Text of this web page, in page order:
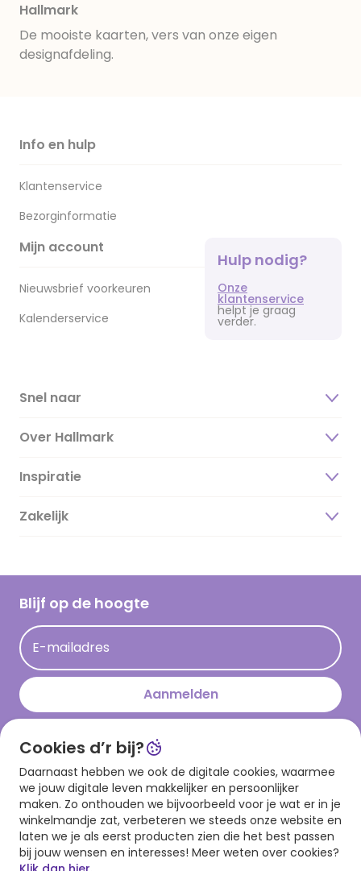
Hallmark
De mooiste kaarten, vers van onze eigen
designafdeling.
Info en hulp
Klantenservice
Bezorginformatie
Mijn account
Nieuwsbrief voorkeuren
Kalenderservice
Hulp nodig?
Onze
klantenservice
helpt je graag
verder.
Snel naar
Over Hallmark
Over ons
Duurzaamheid
Hallmark Kaartclub
Acties
Persberichten
Inspiratie
Magazine
Cadeau inspiratie
Op kamp gedichten en versjes
Leuke en grappige op kamp teksten
kamppost inspiratie
Zakelijk
Blijf op de hoogte
E-mailadres
Aanmelden
Download onze app
Cookies d’r bij?
Daarnaast hebben we ook de digitale cookies, waarmee
we jouw digitale leven makkelijker en persoonlijker
maken. Zo onthouden we bijvoorbeeld voor je wat er in je
winkelmandje zat, verbeteren we steeds onze website en
laten we je als eerst producten zien die het best passen
bij jouw wensen en interesses! Meer weten over cookies?